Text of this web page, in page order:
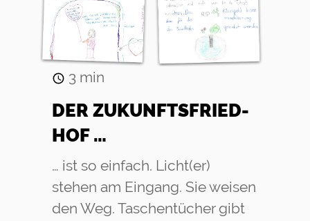
3 min
DER ZU­KUNFTS­FRIED­
HOF …
… ist so einfach. Licht(er)
stehen am Eingang. Sie weisen
den Weg. Taschentücher gibt